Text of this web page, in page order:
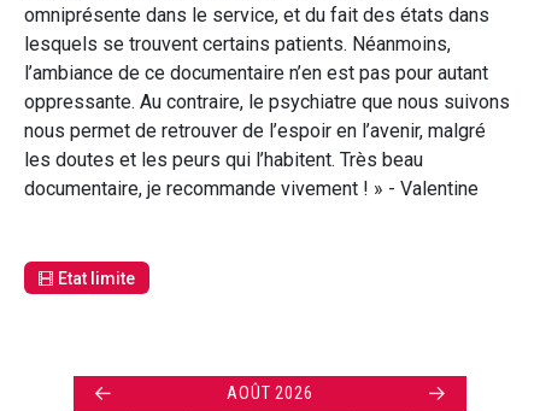
omniprésente dans le service, et du fait des états dans
lesquels se trouvent certains patients. Néanmoins,
l’ambiance de ce documentaire n’en est pas pour autant
oppressante. Au contraire, le psychiatre que nous suivons
nous permet de retrouver de l’espoir en l’avenir, malgré
les doutes et les peurs qui l’habitent. Très beau
documentaire, je recommande vivement ! » - Valentine
Etat limite
← AOÛT 2026 →